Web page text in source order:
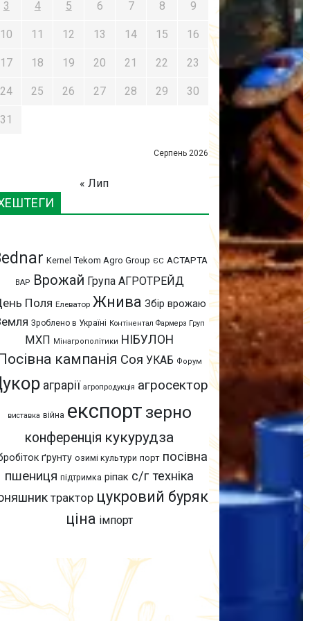
Серпень 2026
3 4 5 6 7 8 9
10 11 12 13 14 15 16
17 18 19 20 21 22 23
24 25 26 27 28 29 30
31
« Лип
Kernel Tekom Agro Group ЄС АСТАРТА
ВАР Врожай Група АГРОТРЕЙД
Поля Елеватор Жнива Збір врожаю
Зроблено в Україні Контінентал Фармерз Груп
МХП Мінагрополітики НІБУЛОН
кампанія Соя УКАБ Форум
аграрії агропродукція агросектор
виставка війна експорт зерно
конференція кукурудза
ґрунту озимі культури порт посівна
пшениця підтримка ріпак с/г техніка
трактор цукровий буряк
ціна імпорт